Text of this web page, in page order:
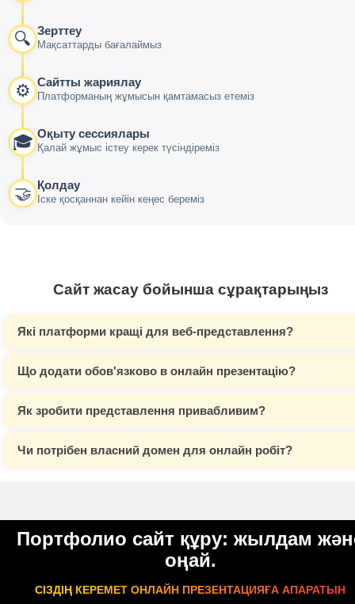
🔍 Зерттеу
Мақсаттарды бағалаймыз
⚙️ Сайтты жариялау
Платформаның жұмысын қамтамасыз етеміз
🎓 Оқыту сессиялары
Қалай жұмыс істеу керек түсіндіреміз
🤝 Қолдау
Іске қосқаннан кейін кеңес береміз
Сайт жасау бойынша сұрақтарыңыз
Які платформи кращі для веб-представлення?
Що додати обов'язково в онлайн презентацію?
Як зробити представлення привабливим?
Чи потрібен власний домен для онлайн робіт?
Портфолио сайт құру: жылдам
оңай.
СІЗДІҢ КЕРЕМЕТ ОНЛАЙН ПРЕЗЕНТАЦИЯҒА АПАРАТЫН